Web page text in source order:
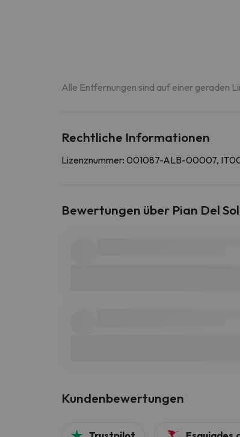
Alle Entfernungen sind auf einer geraden
Rechtliche Informationen
Lizenznummer: 001087-ALB-00007,
Bewertungen über Pian Del
Kundenbewertungen